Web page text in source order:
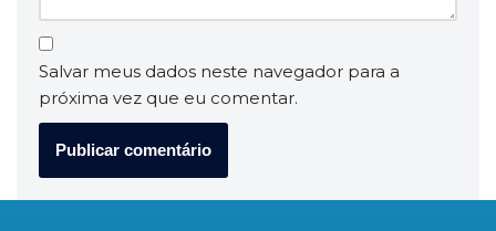
Salvar meus dados neste navegador para a
próxima vez que eu comentar.